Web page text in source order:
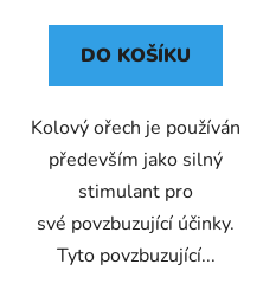
DO KOŠÍKU
Kolový ořech je používán
především jako silný
stimulant pro
své povzbuzující účinky.
Tyto povzbuzující...